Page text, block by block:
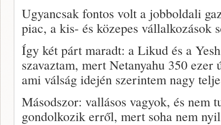
Ugyancsak fontos volt a jobboldali
piac, a kis- és közepes vállalkozások
Így két párt maradt: a Likud és a
szavaztam, mert Netanyahu 350
ami válság idején szerintem nagy
Másodszor: vallásos vagyok, és nem
gondolkozik erről, mert soha nem